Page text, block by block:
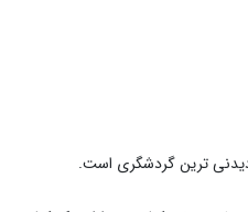
دیدنی ترین گردشگری است.